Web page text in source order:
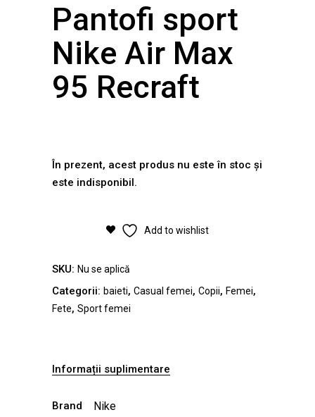
Pantofi sport
Nike Air Max
95 Recraft
În prezent, acest produs nu este în stoc și
este indisponibil.
Add to wishlist
SKU: Nu se aplică
Categorii: baieti, Casual femei, Copii, Femei,
Fete, Sport femei
Informații suplimentare
Brand Nike